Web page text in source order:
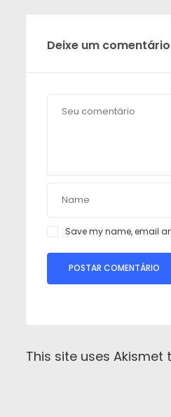
Deixe um comentário
Save my name, email
This site uses